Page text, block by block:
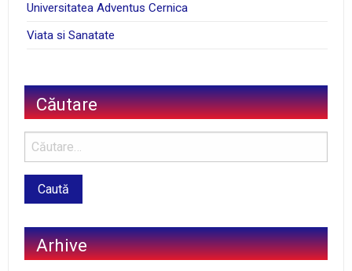
Universitatea Adventus Cernica
Viata si Sanatate
Căutare
Arhive